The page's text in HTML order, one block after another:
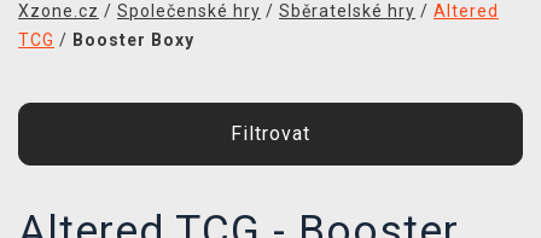
MERCHANDISE
Xzone.cz / Společenské hry / Sběratelské hry / Altered
TCG / Booster Boxy
Filtrovat